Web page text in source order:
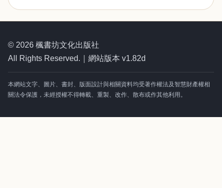
© 2026 楓書坊文化出版社
All Rights Reserved.｜網站版本 v1.82d
本網站文字、圖片、書封、版面設計與相關資料均受著作權法及智慧財產權相
關法令保護，未經授權不得轉載、重製、改作、散布或作其他利用。